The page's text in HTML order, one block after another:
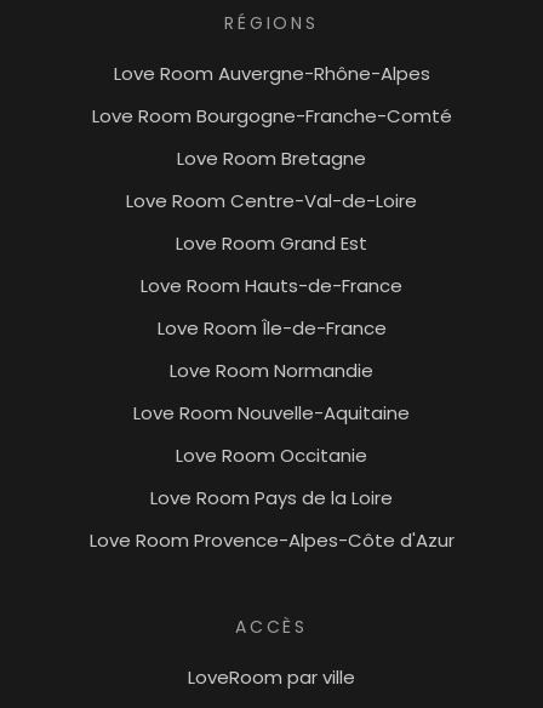
RÉGIONS
Love Room Auvergne-Rhône-Alpes
Love Room Bourgogne-Franche-Comté
Love Room Bretagne
Love Room Centre-Val-de-Loire
Love Room Grand Est
Love Room Hauts-de-France
Love Room Île-de-France
Love Room Normandie
Love Room Nouvelle-Aquitaine
Love Room Occitanie
Love Room Pays de la Loire
Love Room Provence-Alpes-Côte d'Azur
ACCÈS
LoveRoom par ville